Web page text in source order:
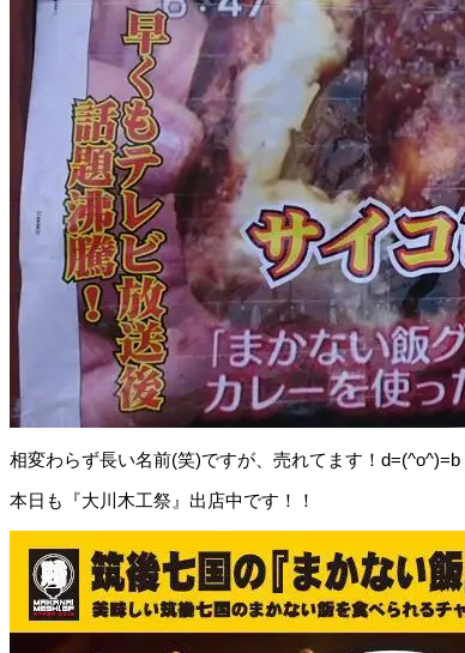
相変わらず長い名前(笑)ですが、売れてます！d=(^o^)=b
本日も『大川木工祭』出店中です！！